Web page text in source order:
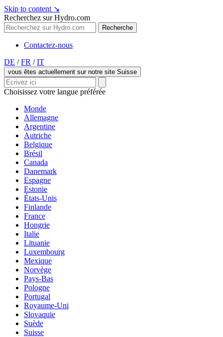
Skip to content ↘
Recherchez sur Hydro.com
Recherche
Contactez-nous
DE / FR / IT
vous êtes actuellement sur notre site Suisse
Choisissez votre langue préférée
Monde
Allemagne
Argentine
Autriche
Belgique
Brésil
Canada
Danemark
Espagne
Estonie
États-Unis
Finlande
France
Hongrie
Italie
Lituanie
Luxembourg
Mexique
Norvège
Pays-Bas
Pologne
Portugal
Royaume-Uni
Slovaquie
Suède
Suisse